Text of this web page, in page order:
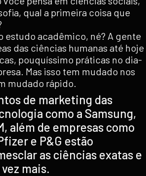
qual a primeira coisa que
estudo acadêmico, né? A gente
das ciências humanas até hoje
pouquíssimo práticas no dia-
Mas isso tem mudado nos
mudado rápido.
de marketing das
como a Samsung,
além de empresas como
e P&G estão
as ciências exatas e
mais.